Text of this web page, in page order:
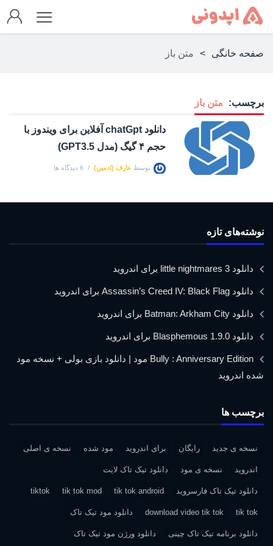
صفحه خانگی > متن باز
برچسب: متن باز
دانلود chatGpt آفلاین برای ویندوز با
حجم ۴ گیگ (مدل GPT3.5)
توسط عارف (ادمین) 6 دیدگاه ها
نوشته‌های تازه
دانلود little nightmares 3 برای اندروید
دانلود Assassin’s Creed IV: Black Flag برای اندروید
دانلود Batman: Arkham City برای اندروید
دانلود Blasphemous 1.9.0 برای اندروید
Bully : Anniversary Edition مود | دانلود بازی بولی + نسخه مود
شده اندروید
برچسب ها
نسخه ی جدید رایگان برای اندروید مود شده نسخه ی اصلی
اندروید نسخه ی مود دانلود تیک تاک لایت
دانلود تیک تاک فارسروید tik tok android
tik tok mod
tiktok
tik tok
download video tik tok دانلود مود تیک تاک
دانلود برنامه تیک تاک چینی دانلود ورژن مود تیک تاک